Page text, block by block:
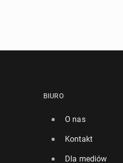
BIURO
O nas
Kontakt
Dla mediów